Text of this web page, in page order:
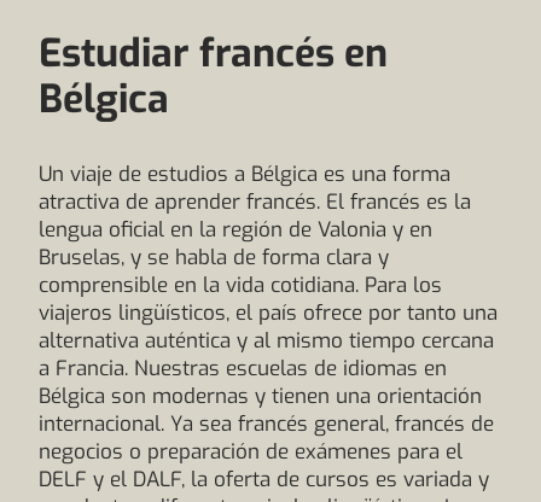
Estudiar francés en
Bélgica
Un viaje de estudios a Bélgica es una forma
atractiva de aprender francés. El francés es la
lengua oficial en la región de Valonia y en
Bruselas, y se habla de forma clara y
comprensible en la vida cotidiana. Para los
viajeros lingüísticos, el país ofrece por tanto una
alternativa auténtica y al mismo tiempo cercana
a Francia. Nuestras escuelas de idiomas en
Bélgica son modernas y tienen una orientación
internacional. Ya sea francés general, francés de
negocios o preparación de exámenes para el
DELF y el DALF, la oferta de cursos es variada y